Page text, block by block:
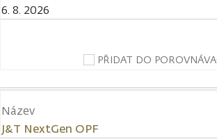
6. 8. 2026
PŘIDAT DO
Název
J&T NextGen OPF